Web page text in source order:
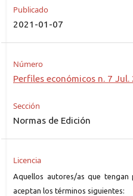
Publicado
2021-01-07
Número
Perfiles económicos n. 7 Jul.
Sección
Normas de Edición
Licencia
Aquellos autores/as que tengan
aceptan los términos siguientes: